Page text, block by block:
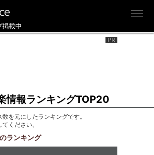
掲載中
情報ランキングTOP20
を元にしたランキングです。
ください。
のランキング